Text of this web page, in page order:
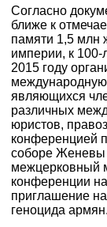
Согласно
ближе к
памяти 1,5 млн
империи, к
2015 году
являющихся
различных
юристов,
конференцией
соборе Женевы
межцерковный
конференции
приглашение
геноцида